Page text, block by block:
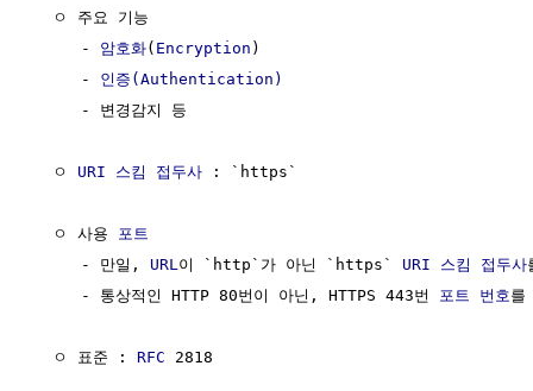
  ㅇ 주요 기능
     -
암호화( Encryption )
     -
인증(Authentication)
     - 변경감지 등
  ㅇ
URI 스킴 접두사 : `https`
  ㅇ 사용
포트
     - 만일,
URL 이 `http`가 아닌 `https` URI 스킴 접두사
     - 통상적인 HTTP 80번이 아닌, HTTPS 443번
포트 번호를
  ㅇ 표준 :
RFC 2818